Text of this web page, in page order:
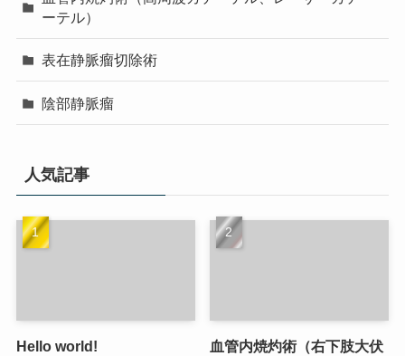
ーテル）
表在静脈瘤切除術
陰部静脈瘤
人気記事
Hello world!
血管内焼灼術（右下肢大伏